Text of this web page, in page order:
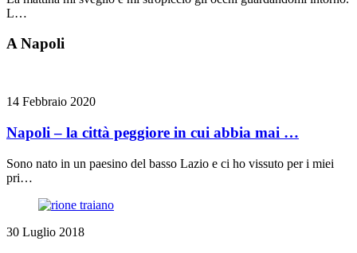
L…
A Napoli
14 Febbraio 2020
Napoli – la città peggiore in cui abbia mai …
Sono nato in un paesino del basso Lazio e ci ho vissuto per i miei
pri…
30 Luglio 2018